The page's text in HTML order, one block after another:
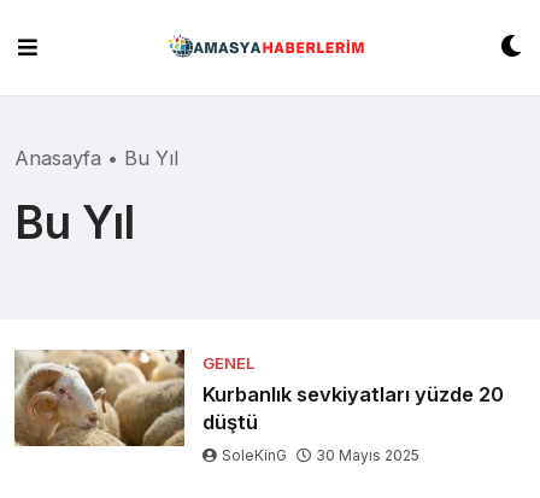
content
Anasayfa • Bu Yıl
Bu Yıl
GENEL
Kurbanlık sevkiyatları yüzde 20
düştü
SoleKinG 30 Mayıs 2025